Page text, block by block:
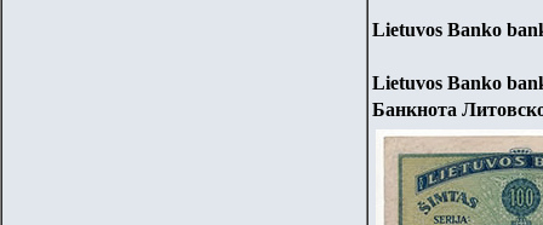
Lietuvos Banko
Lietuvos Banko
Банкнота